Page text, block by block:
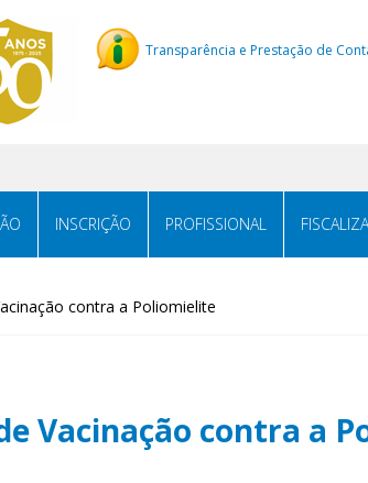
Transparência e Prestação de
INSCRIÇÃO PROFISSIONAL
contra a Poliomielite
Vacinação contra a